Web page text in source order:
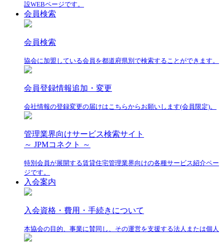
設WEBページです。
会員検索
会員検索
協会に加盟している会員を都道府県別で検索することができます。
会員登録情報追加・変更
会社情報の登録変更の届けはこちらからお願いします(会員限定)。
管理業界向けサービス検索サイト
～ JPMコネクト ～
特別会員が展開する賃貸住宅管理業界向けの各種サービス紹介ペー
ジです。
入会案内
入会資格・費用・手続きについて
本協会の目的、事業に賛同し、その運営を支援する法人または個人